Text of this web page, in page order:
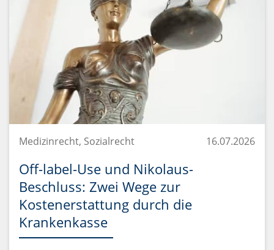
Medizinrecht, Sozialrecht 16.07.2026
Off-label-Use und Nikolaus-
Beschluss: Zwei Wege zur
Kostenerstattung durch die
Krankenkasse